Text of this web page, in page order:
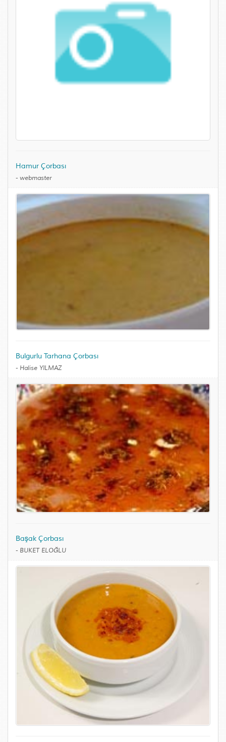
Hamur Çorbası
- webmaster
Bulgurlu Tarhana Çorbası
- Halise YILMAZ
Başak Çorbası
- BUKET ELOĞLU